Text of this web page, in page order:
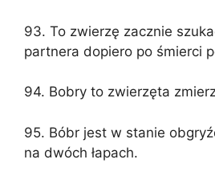
93. To zwierzę zacznie
partnera dopiero po śmierci
94. Bobry to zwierzęta
95. Bóbr jest w stanie
na dwóch łapach.